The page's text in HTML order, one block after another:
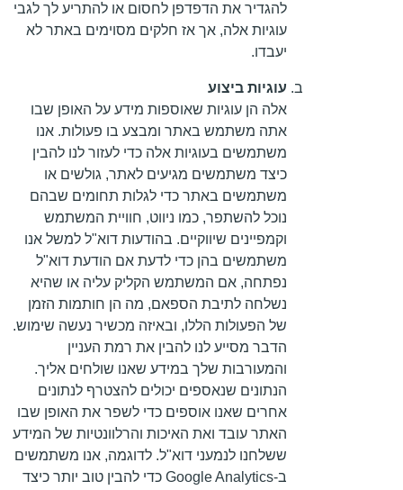
להגדיר את הדפדפן לחסום או להתריע לך לגבי
עוגיות אלה, אך אז חלקים מסוימים באתר לא
יעבדו.
עוגיות ביצוע
אלה הן עוגיות שאוספות מידע על האופן שבו
אתה משתמש באתר ומבצע בו פעולות. אנו
משתמשים בעוגיות אלה כדי לעזור לנו להבין
כיצד משתמשים מגיעים לאתר, גולשים או
משתמשים באתר כדי לגלות תחומים שבהם
נוכל להשתפר, כמו ניווט, חוויית המשתמש
וקמפיינים שיווקיים. בהודעות דוא"ל למשל אנו
משתמשים בהן כדי לדעת אם הודעת דוא"ל
נפתחה, אם המשתמש הקליק עליה או שהיא
נשלחה לתיבת הספאם, מה הן חותמות הזמן
של הפעולות הללו, ובאיזה מכשיר נעשה שימוש.
הדבר מסייע לנו להבין את רמת העניין
והמעורבות שלך במידע שאנו שולחים אליך.
הנתונים שנאספים יכולים להצטרף לנתונים
אחרים שאנו אוספים כדי לשפר את האופן שבו
האתר עובד ואת האיכות והרלוונטיות של המידע
ששלחנו לנמעני דוא"ל. לדוגמה, אנו משתמשים
ב-Google Analytics כדי להבין טוב יותר כיצד